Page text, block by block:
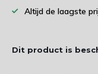
Altijd de laagste
Dit product is